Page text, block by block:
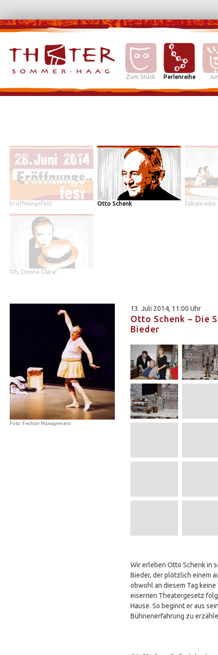
Zum Stück Perlenreihe
Eröffnungsfest Otto Schenk Faltenradio
Oh, Donna Clara!
Foto: Fechter Management
13. Juli 2014, 11:00 Uhr
Otto Schenk – Die
Bieder
Wir erleben Otto Schenk in
Bieder, der plötzlich einem
obwohl an diesem Tag
eisernen Theatergesetz
Hause. So beginnt er aus
Bühnenerfahrung zu